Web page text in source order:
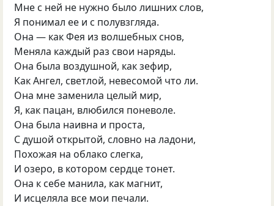
Мне с ней не нужно было лишних слов,
Я понимал ее и с полувзгляда.
Она — как Фея из волшебных снов,
Меняла каждый раз свои наряды.
Она была воздушной, как зефир,
Как Ангел, светлой, невесомой что ли.
Она мне заменила целый мир,
Я, как пацан, влюбился поневоле.
Она была наивна и проста,
С душой открытой, словно на ладони,
Похожая на облако слегка,
И озеро, в котором сердце тонет.
Она к себе манила, как магнит,
И исцеляла все мои печали.